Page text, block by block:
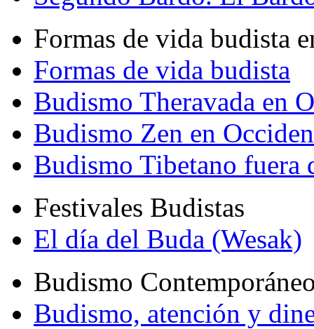
Formas de vida budista
Formas de vida budista
Budismo Theravada en
Budismo Zen en
Budismo Tibetano fuera
Festivales Budistas
El día del Buda (Wesak)
Budismo
Budismo, atención y